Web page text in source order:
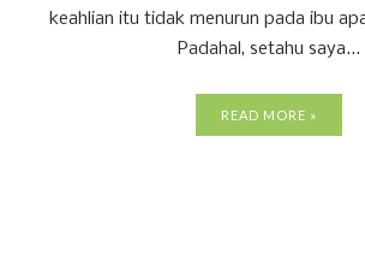
keahlian itu tidak menurun pada ibu
Padahal, setahu saya...
READ MORE »